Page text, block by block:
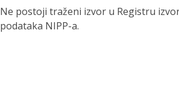
Ne postoji traženi izvor u Registru
podataka NIPP-a.